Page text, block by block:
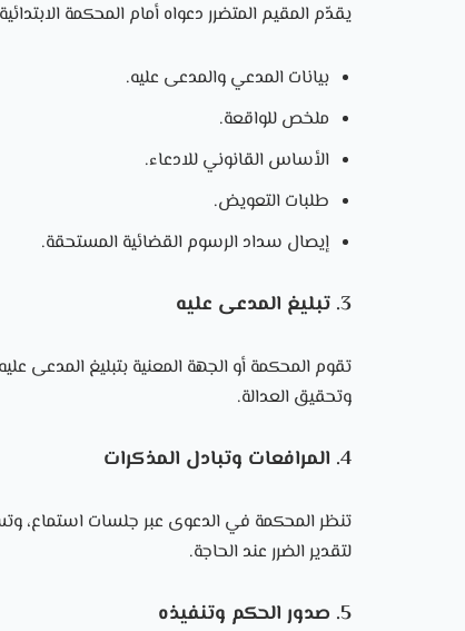
يقدّم المقيم المتضرر دعواه أمام المحكمة
بيانات المدعي والمدعى عليه.
ملخص للواقعة.
الأساس القانوني للادعاء.
طلبات التعويض.
إيصال سداد الرسوم القضائية المستحقة.
3. تبليغ المدعى عليه
تقوم المحكمة أو الجهة المعنية بتبليغ المدعى
وتحقيق العدالة.
4. المرافعات وتبادل المذكرات
تنظر المحكمة في الدعوى عبر جلسات استماع،
لتقدير الضرر عند الحاجة.
5. صدور الحكم وتنفيذه